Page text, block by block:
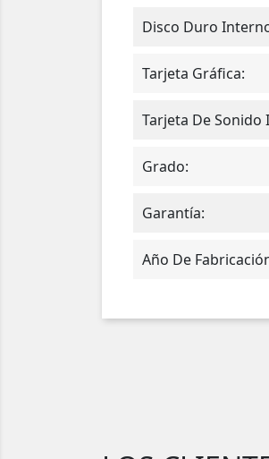
Disco Duro
Tarjeta Gráfica:
Tarjeta De Sonido
Grado:
Garantía:
Año De